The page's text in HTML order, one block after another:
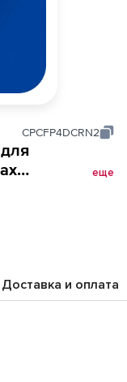
CPCFP4DCRN2
еще
Доставка и оплата